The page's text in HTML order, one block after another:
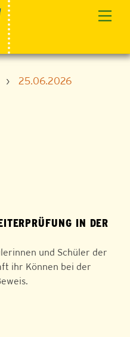
› 25.06.2026
IN DER
und Schüler der
ihr Können bei der